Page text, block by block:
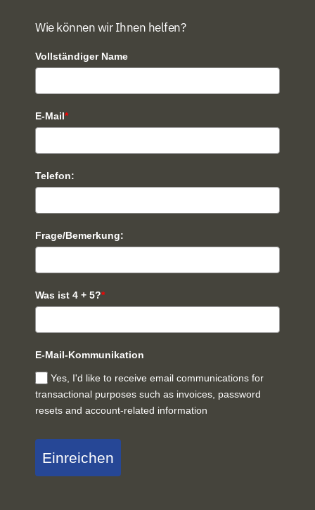
Wie können wir Ihnen helfen?
Vollständiger Name
E-Mail*
Telefon:
Frage/Bemerkung:
Was ist 4 + 5?*
E-Mail-Kommunikation
Yes, I'd like to receive email communications for
transactional purposes such as invoices, password
resets and account-related information
Einreichen